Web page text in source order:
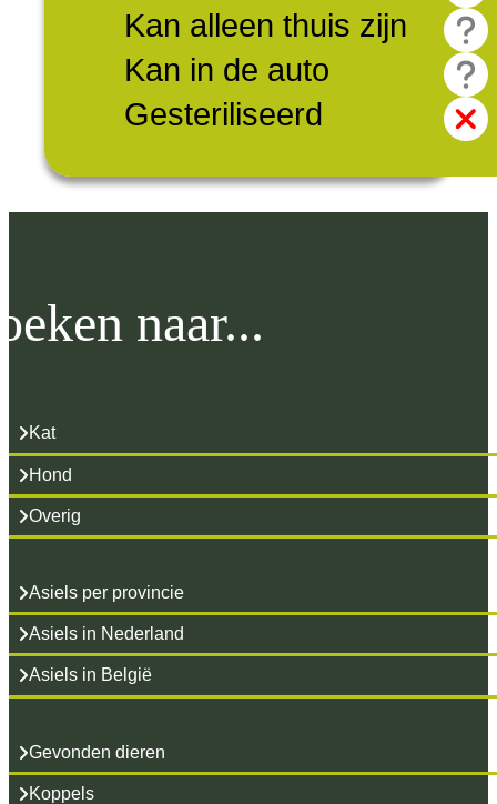
Kan alleen thuis zijn
Kan in de auto
Gesteriliseerd
naar...
Kat
Hond
Overig
Asiels per provincie
Asiels in Nederland
Asiels in België
Gevonden dieren
Koppels